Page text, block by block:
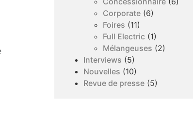
Corporate (6)
Foires (11)
Full Electric (1)
Mélangeuses (2)
Interviews (5)
Nouvelles (10)
Revue de presse (5)